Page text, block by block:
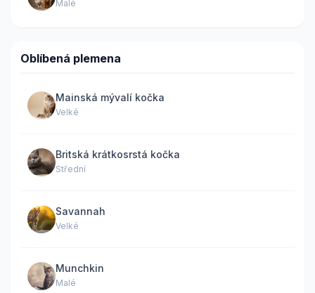
Malé
Oblíbená plemena
Mainská mývalí kočka
Velké
Britská krátkosrstá kočka
Střední
Savannah
Velké
Munchkin
Malé